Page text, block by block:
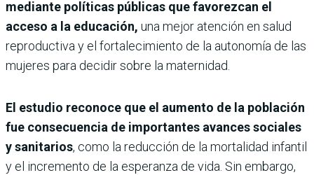
mediante políticas públicas que favorezcan el
acceso a la educación, una mejor atención en salud
reproductiva y el fortalecimiento de la autonomía de las
mujeres para decidir sobre la maternidad.
El estudio reconoce que el aumento de la población
fue consecuencia de importantes avances sociales
y sanitarios, como la reducción de la mortalidad infantil
y el incremento de la esperanza de vida. Sin embargo,